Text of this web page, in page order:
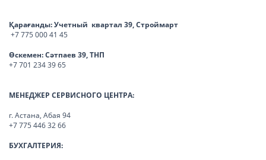
Қарағанды:Учетный квартал 39, Строймарт
+7 775 000 41 45
Өскемен:Сәтпаев 39, ТНП
+7 701 234 39 65
МЕНЕДЖЕР СЕРВИСНОГО ЦЕНТРА:
г. Астана, Абая 94
+7 775 446 32 66
БУХГАЛТЕРИЯ: